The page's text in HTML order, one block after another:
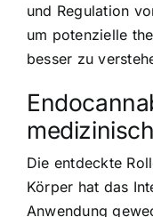
und Regulation
um potenzielle
besser zu
Die entdeckte
Körper hat das
Anwendung